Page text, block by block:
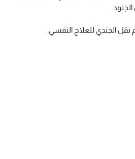
الجندي للعلاج النفسي.